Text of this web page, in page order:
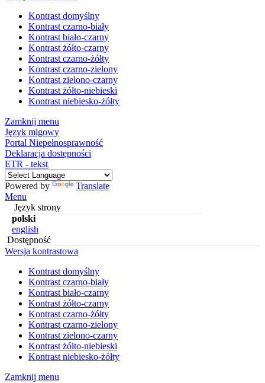
Kontrast domyślny
Kontrast czarno-biały
Kontrast biało-czarny
Kontrast żółto-czarny
Kontrast czarno-żółty
Kontrast czarno-zielony
Kontrast zielono-czarny
Kontrast żółto-niebieski
Kontrast niebiesko-żółty
Zamknij menu
Język migowy
Portal Niepełnosprawność
Deklaracja dostępności
ETR - tekst
Powered by
Translate
Menu
Język strony
polski
english
Dostępność
Wersja kontrastowa
Kontrast domyślny
Kontrast czarno-biały
Kontrast biało-czarny
Kontrast żółto-czarny
Kontrast czarno-żółty
Kontrast czarno-zielony
Kontrast zielono-czarny
Kontrast żółto-niebieski
Kontrast niebiesko-żółty
Zamknij menu